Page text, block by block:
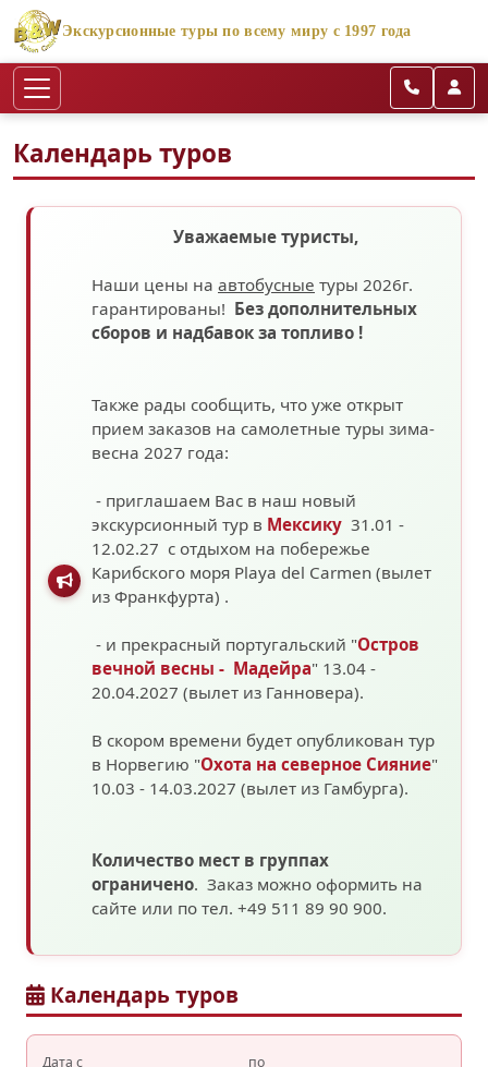
Экскурсионные туры по всему миру с 1997 года
Календарь туров
Уважаемые туристы,
Наши цены на автобусные туры 2026г.
гарантированы! Без дополнительных
сборов и надбавок за топливо !
Также рады сообщить, что уже открыт
прием заказов на самолетные туры зима-
весна 2027 года:
- приглашаем Вас в наш новый
экскурсионный тур в Мексику 31.01 -
12.02.27 с отдыхом на побережье
Карибского моря Playa del Carmen (вылет
из Франкфурта) .
- и прекрасный португальский "Остров
вечной весны - Мадейра" 13.04 -
20.04.2027 (вылет из Ганновера).
В скором времени будет опубликован тур
в Норвегию "Охота на северное Сияние"
10.03 - 14.03.2027 (вылет из Гамбурга).
Количество мест в группах
ограничено. Заказ можно оформить на
сайте или по тел. +49 511 89 90 900.
Календарь туров
Дата с по